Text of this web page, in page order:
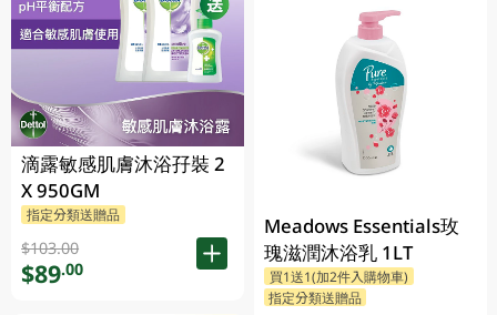
滴露敏感肌膚沐浴孖裝 2
X 950GM
指定分類送贈品
$103.00
$89.00
Meadows Essentials玫
瑰滋潤沐浴乳 1LT
買1送1(加2件入購物車)
指定分類送贈品